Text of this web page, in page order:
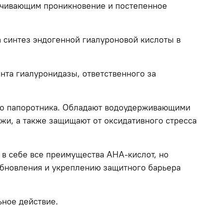
проникновение и постепенное
эндогенной гиалуроновой кислоты в
гиалуронидазы, ответственного за
папоротника. Обладают водоудерживающими
а также защищают от оксидативного стресса
все преимущества AHA-кислот, но
и укреплению защитного барьера
действие.